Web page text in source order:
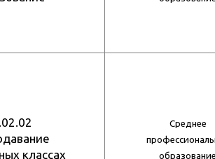
классах
Среднее